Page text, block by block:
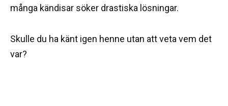
många kändisar söker drastiska lösningar.
Skulle du ha känt igen henne utan att veta vem det
var?